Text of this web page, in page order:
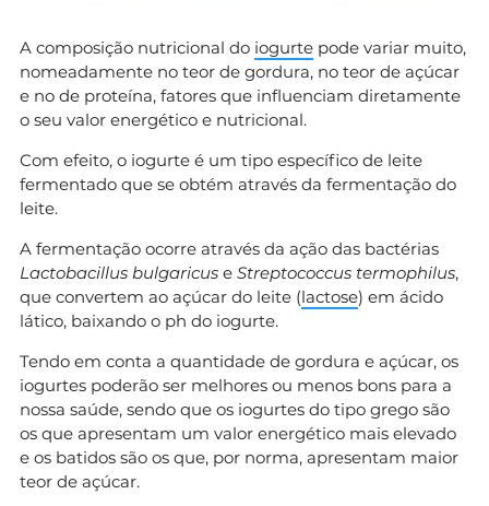
A composição nutricional do iogurte pode variar muito,
nomeadamente no teor de gordura, no teor de açúcar
e no de proteína, fatores que influenciam diretamente
o seu valor energético e nutricional.
Com efeito, o iogurte é um tipo específico de leite
fermentado que se obtém através da fermentação do
leite.
A fermentação ocorre através da ação das bactérias
Lactobacillus bulgaricus e Streptococcus termophilus,
que convertem ao açúcar do leite (lactose) em ácido
lático, baixando o ph do iogurte.
Tendo em conta a quantidade de gordura e açúcar, os
iogurtes poderão ser melhores ou menos bons para a
nossa saúde, sendo que os iogurtes do tipo grego são
os que apresentam um valor energético mais elevado
e os batidos são os que, por norma, apresentam maior
teor de açúcar.